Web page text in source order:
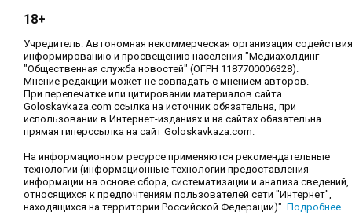
18+
Учредитель: Автономная некоммерческая организация содействия
информированию и просвещению населения "Медиахолдинг
"Общественная служба новостей" (ОГРН 1187700006328).
Мнение редакции может не совпадать с мнением авторов.
При перепечатке или цитировании материалов сайта
Goloskavkaza.com ссылка на источник обязательна, при
использовании в Интернет-изданиях и на сайтах обязательна
прямая гиперссылка на сайт Goloskavkaza.com.
На информационном ресурсе применяются рекомендательные
технологии (информационные технологии предоставления
информации на основе сбора, систематизации и анализа сведений,
относящихся к предпочтениям пользователей сети "Интернет",
находящихся на территории Российской Федерации)". Подробнее.